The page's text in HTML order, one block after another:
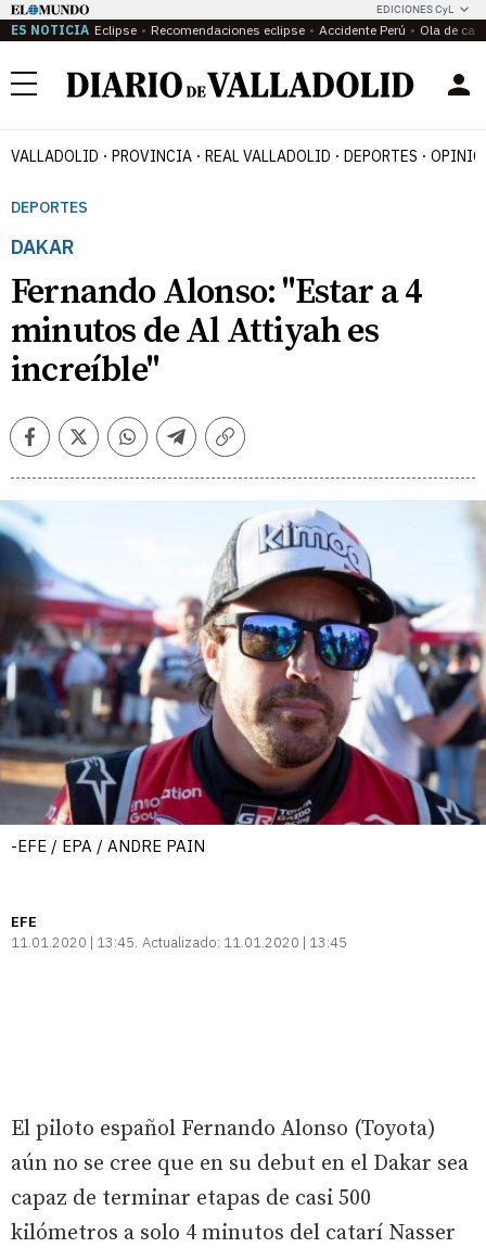
EDICIONES CyL
ES NOTICIA Eclipse Recomendaciones eclipse Accidente Perú Ola de
Menú
VALLADOLID PROVINCIA REAL VALLADOLID DEPORTES
DEPORTES
DAKAR
Fernando Alonso: "Estar a 4
minutos de Al Attiyah es
increíble"
FacebookTwitterWhatsappTelegramCopiar
-EFE / EPA / ANDRE PAIN
EFE
11.01.2020 | 13:45 Actualizado: 11.01.2020 | 13:45
El piloto español Fernando Alonso (Toyota)
aún no se cree que en su debut en el Dakar sea
capaz de terminar etapas de casi 500
kilómetros a solo 4 minutos del catarí Nasser